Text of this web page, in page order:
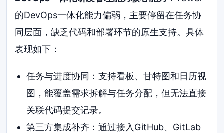
的DevOps一体化能力偏弱，主要停留在任务协
同层面，缺乏代码和部署环节的原生支持。具体
表现如下：
任务与进度协同：支持看板、甘特图和日历视
图，能覆盖需求拆解与任务分配，但无法直接
关联代码提交记录。
第三方集成补齐：通过接入GitHub、GitLab